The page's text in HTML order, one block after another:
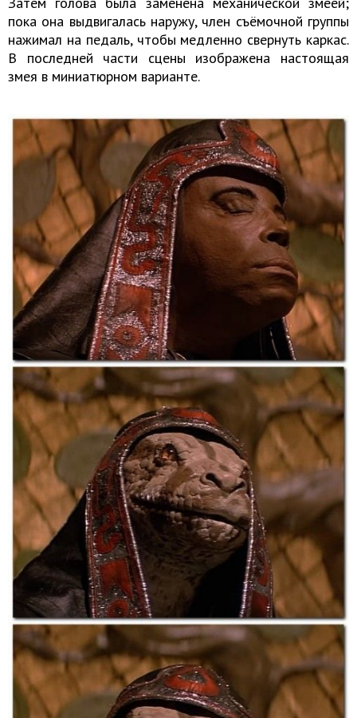
пока она выдвигалась наружу, член съёмочной группы
нажимал на педаль, чтобы медленно свернуть каркас.
В последней части сцены изображена настоящая
змея в миниатюрном варианте.